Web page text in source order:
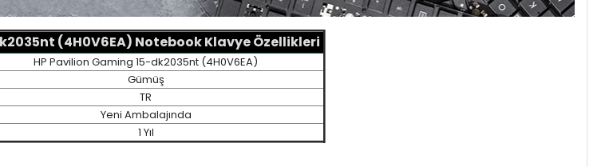
(4H0V6EA) Notebook Klavye Özellikleri
HP Pavilion Gaming 15-dk2035nt (4H0V6EA)
Gümüş
TR
Yeni Ambalajında
1 Yıl